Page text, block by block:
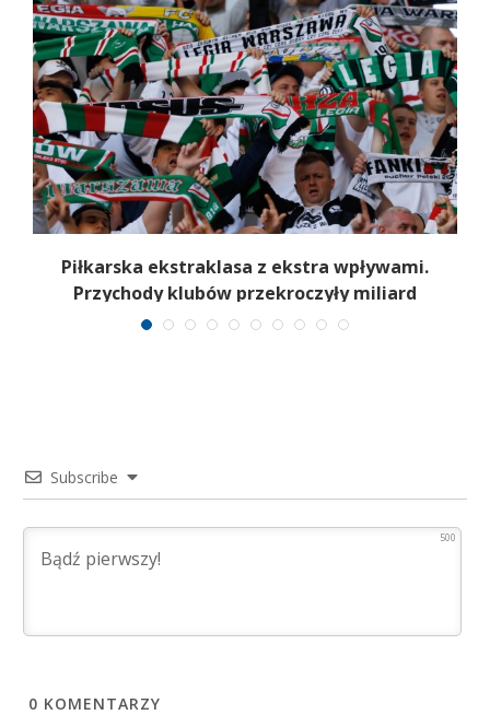
Piłkarska ekstraklasa z ekstra wpływami.
Przychody klubów przekroczyły miliard
Subscribe
500
0 KOMENTARZY